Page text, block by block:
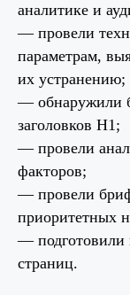
аналитике и
— провели
параметрам,
их устранению;
— обнаружили
заголовков H1;
— провели
факторов;
— провели
приоритетных
— подготовили
страниц.